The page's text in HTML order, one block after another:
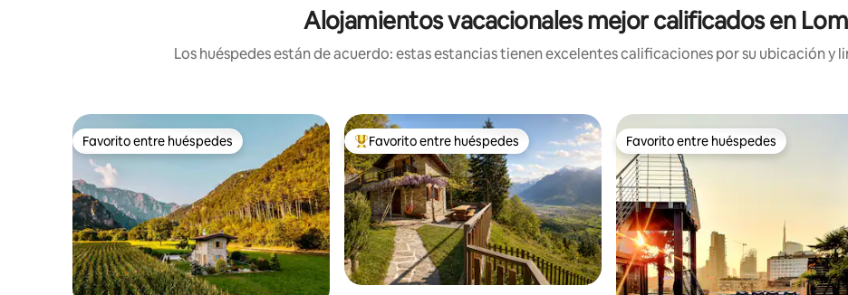
Alojamientos vacacionales mejor calificados en
Los huéspedes están de acuerdo: estas estancias tienen excelentes calificaciones por su ubicación y
Favorito entre huéspedes
Favorito entre huéspedes De los mejores en Favorito entre huéspedes
Favorito entre huéspedes Favorito entre huéspedes
Favorito entre huéspedes